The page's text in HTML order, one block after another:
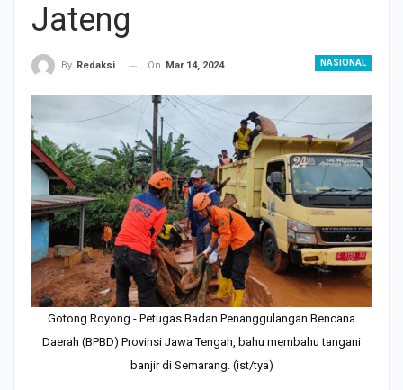
Jateng
NASIONAL
By Redaksi On Mar 14, 2024
Gotong Royong - Petugas Badan Penanggulangan Bencana
Daerah (BPBD) Provinsi Jawa Tengah, bahu membahu tangani
banjir di Semarang. (ist/tya)